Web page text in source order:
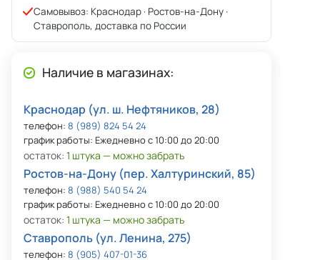
Самовывоз: Краснодар · Ростов-на-Дону ·
Ставрополь, доставка по России
Наличие в магазинах:
Краснодар (ул. ш. Нефтяников, 28)
телефон: 8 (989) 824 54 24
график работы: Ежедневно с 10:00 до 20:00
остаток: 1 штука — можно забрать
Ростов-на-Дону (пер. Халтуринский, 85)
телефон: 8 (988) 540 54 24
график работы: Ежедневно с 10:00 до 20:00
остаток: 1 штука — можно забрать
Ставрополь (ул. Ленина, 275)
телефон: 8 (905) 407-01-36